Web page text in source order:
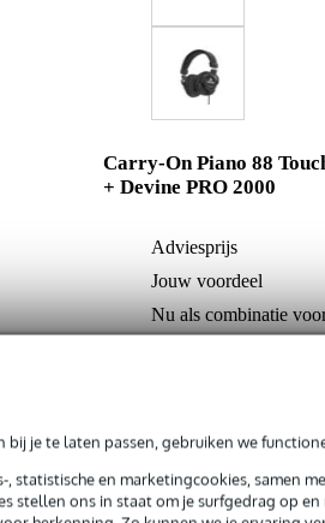
je te laten passen, gebruiken we
en marketingcookies, samen
stellen ons in staat om je surfgedrag op
Carry-On Piano 88
+ Devine PRO 2000
Adviesprijs
Jouw voordeel
Nu als combinatie
Productinformatie